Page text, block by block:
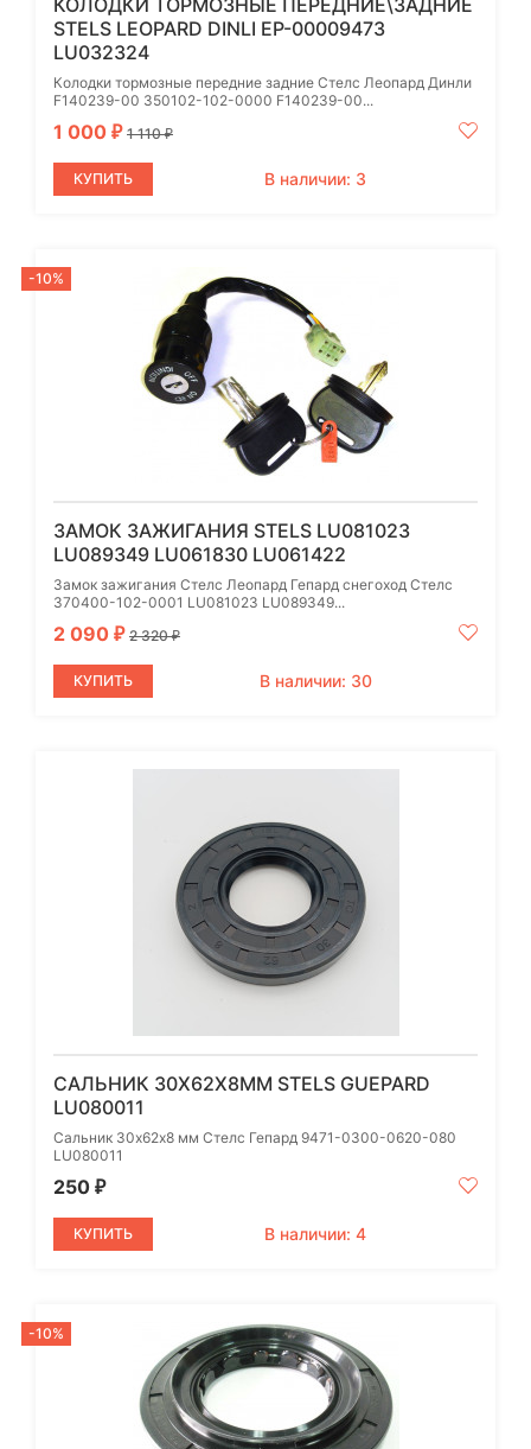
КОЛОДКИ ТОРМОЗНЫЕ ПЕРЕДНИЕ\ЗАДНИЕ
STELS LEOPARD DINLI EP-00009473
LU032324
Колодки тормозные передние задние Стелс Леопард Динли
F140239-00 350102-102-0000 F140239-00...
1 000 ₽ 1 110₽
КУПИТЬ В наличии: 3
-10%
ЗАМОК ЗАЖИГАНИЯ STELS LU081023
LU089349 LU061830 LU061422
Замок зажигания Стелс Леопард Гепард снегоход Стелс
370400-102-0001 LU081023 LU089349...
2 090 ₽ 2 320₽
КУПИТЬ В наличии: 30
САЛЬНИК 30Х62Х8ММ STELS GUEPARD
LU080011
Сальник 30х62х8 мм Стелс Гепард 9471-0300-0620-080
LU080011
250 ₽
КУПИТЬ В наличии: 4
-10%